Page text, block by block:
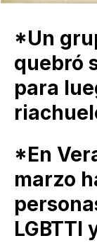
*Un
quebró
para
*En
marzo
LGBTTI